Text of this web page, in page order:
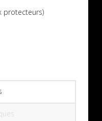
protecteurs)